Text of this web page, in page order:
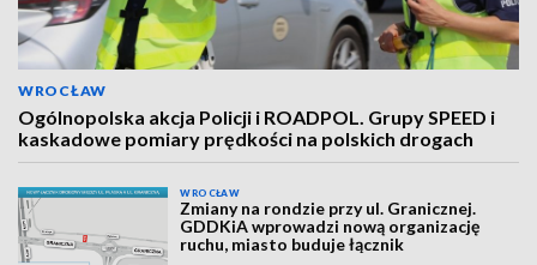
WROCŁAW
Ogólnopolska akcja Policji i ROADPOL. Grupy SPEED i
kaskadowe pomiary prędkości na polskich drogach
WROCŁAW
Zmiany na rondzie przy ul. Granicznej.
GDDKiA wprowadzi nową organizację
ruchu, miasto buduje łącznik